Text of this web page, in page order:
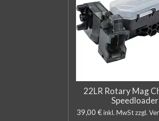
22LR Rotary Mag
Speedloader
39,00 €inkl. MwSt zzgl.